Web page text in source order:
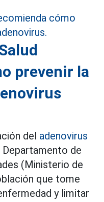
prevenir la
del adenovirus
de
(Ministerio de
que tome
y limitar